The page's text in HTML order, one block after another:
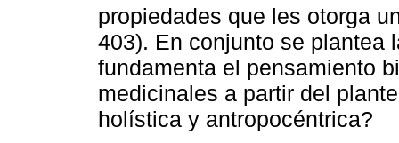
propiedades que les otorga
403). En conjunto se plantea
fundamenta el pensamiento
medicinales a partir del
holística y antropocéntrica?